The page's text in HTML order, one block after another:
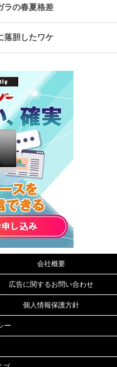
ラの春夏格差
落胆したワケ
会社概要
広告に関するお問い合わせ
個人情報保護方針
ー